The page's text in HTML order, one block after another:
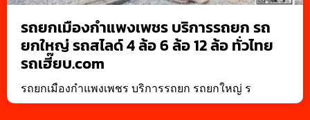
รถยกเมืองกำแพงเพชร บริการรถยก รถ
ยกใหญ่ รถสไลด์ 4 ล้อ 6 ล้อ 12 ล้อ ทั่วไทย
รถเฮี๊ยบ.com
รถยกเมืองกำแพงเพชร บริการรถยก รถยกใหญ่ ร